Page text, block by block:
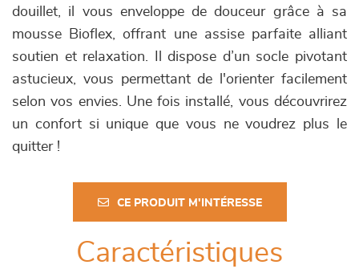
douillet, il vous enveloppe de douceur grâce à sa
mousse Bioflex, offrant une assise parfaite alliant
soutien et relaxation. Il dispose d’un socle pivotant
astucieux, vous permettant de l'orienter facilement
selon vos envies. Une fois installé, vous découvrirez
un confort si unique que vous ne voudrez plus le
quitter !
CE PRODUIT M'INTÉRESSE
Caractéristiques